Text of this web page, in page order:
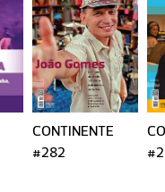
CONTINENTE
#282